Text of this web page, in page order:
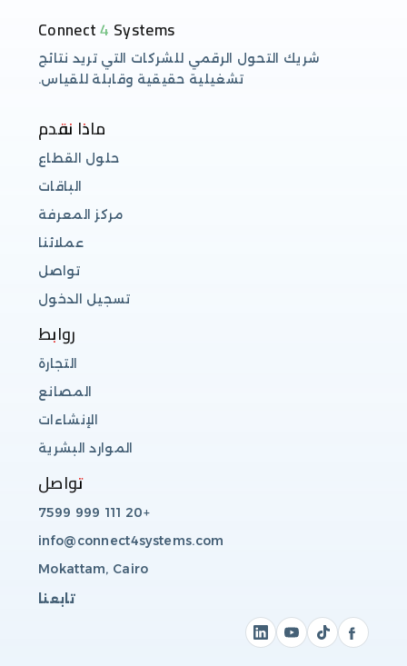
Connect 4 Systems
شريك التحول الرقمي للشركات التي تريد نتائج
تشغيلية حقيقية وقابلة للقياس.
ماذا نقدم
حلول القطاع
الباقات
مركز المعرفة
عملائنا
تواصل
تسجيل الدخول
روابط
التجارة
المصانع
الإنشاءات
الموارد البشرية
تواصل
+20 111 999 7599
info@connect4systems.com
Mokattam, Cairo
تابعنا